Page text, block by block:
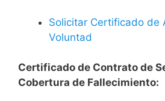
Solicitar Certificado de
Voluntad
Certificado de Contrato de
Cobertura de Fallecimiento: